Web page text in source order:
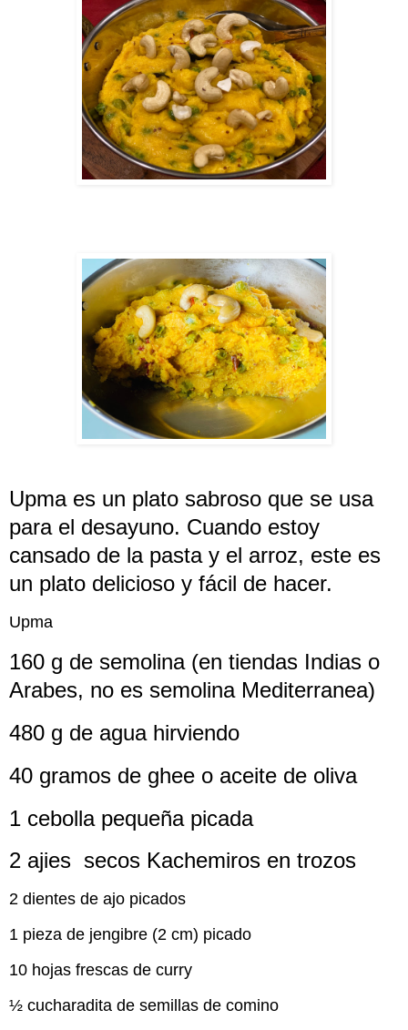
Upma es un plato sabroso que se usa
para el desayuno. Cuando estoy
cansado de la pasta y el arroz, este es
un plato delicioso y fácil de hacer.
Upma
160 g de semolina (en tiendas Indias o
Arabes, no es semolina Mediterranea)
480 g de agua hirviendo
40 gramos de ghee o aceite de oliva
1 cebolla pequeña picada
2 ajies secos Kachemiros en trozos
2 dientes de ajo picados
1 pieza de jengibre (2 cm) picado
10 hojas frescas de curry
½ cucharadita de semillas de comino